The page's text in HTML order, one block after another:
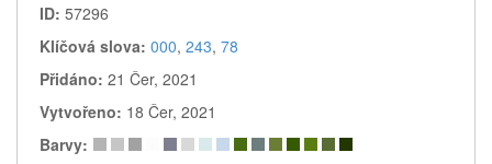
ID: 57296
Klíčová slova: 000, 243, 78
Přidáno: 21 Čer, 2021
Vytvořeno: 18 Čer, 2021
Barvy: